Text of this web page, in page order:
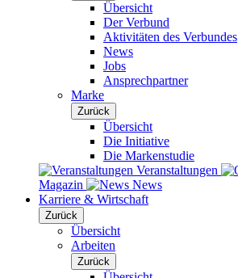
Übersicht
Der Verbund
Aktivitäten des Verbundes
News
Jobs
Ansprechpartner
Marke
Zurück
Übersicht
Die Initiative
Die Markenstudie
Veranstaltungen
Magazin
News
Karriere & Wirtschaft
Zurück
Übersicht
Arbeiten
Zurück